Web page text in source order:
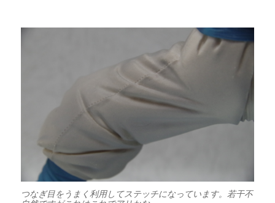
つなぎ目をうまく利用してステッチになっています。若干不